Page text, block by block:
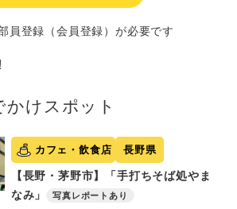
員登録（会員登録）が必要です
かけスポット
カフェ・飲食店 長野県
【長野・茅野市】「手打ちそば処やま
なみ」
写真レポートあり